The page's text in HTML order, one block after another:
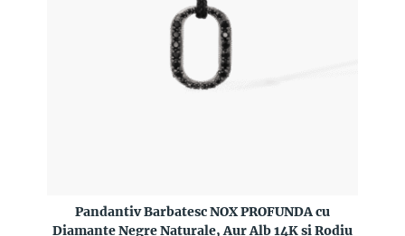
Pandantiv Barbatesc NOX PROFUNDA cu
Diamante Negre Naturale, Aur Alb 14K si Rodiu